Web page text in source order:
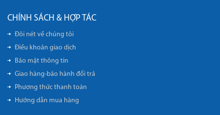
CHÍNH SÁCH & HỢP TÁC
Đôi nét về chúng tôi
Điều khoản giao dịch
Bảo mật thông tin
Giao hàng-bảo hành đổi trả
Phương thức thanh toán
Hướng dẫn mua hàng